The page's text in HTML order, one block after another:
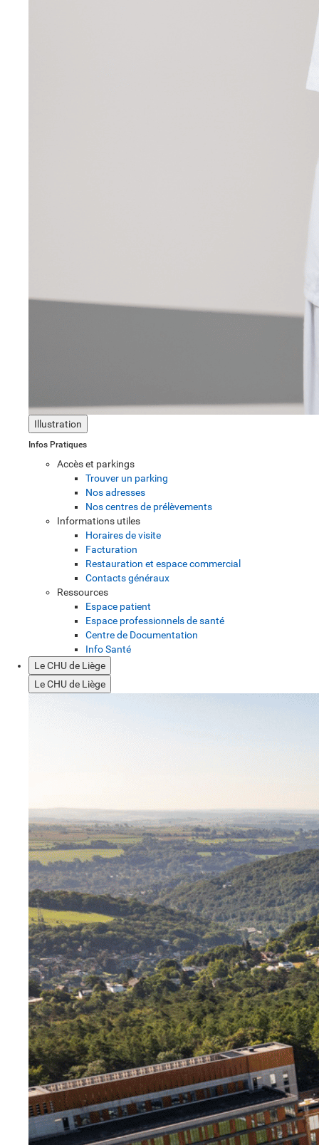
Illustration
Infos Pratiques
Accès et parkings
Trouver un parking
Nos adresses
Nos centres de prélèvements
Informations utiles
Horaires de visite
Facturation
Restauration et espace commercial
Contacts généraux
Ressources
Espace patient
Espace professionnels de santé
Centre de Documentation
Info Santé
Le CHU de Liège
Le CHU de Liège